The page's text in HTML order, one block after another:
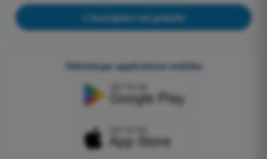
L'inscription est gratuite
Télécharger applications mobiles